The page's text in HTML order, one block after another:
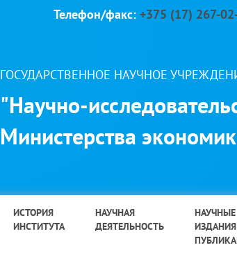
Телефон/факс: +375 (17) 267-
ГОСУДАРСТВЕННОЕ НАУЧНОЕ
"Научно-
Министерства
ИСТОРИЯ
ИНСТИТУТА
НАУЧНАЯ
ДЕЯТЕЛЬНОСТЬ
НАУЧНЫЕ